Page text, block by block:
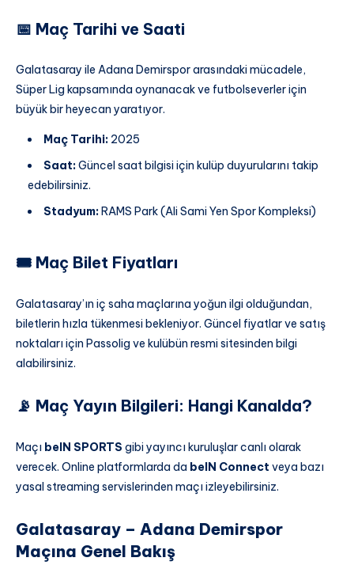
📅 Maç Tarihi ve Saati
Galatasaray ile Adana Demirspor arasındaki mücadele,
Süper Lig kapsamında oynanacak ve futbolseverler için
büyük bir heyecan yaratıyor.
Maç Tarihi: 2025
Saat:Güncel saat bilgisi için kulüp duyurularını takip
edebilirsiniz.
Stadyum:RAMS Park (Ali Sami Yen Spor Kompleksi)
🎟️ Maç Bilet Fiyatları
Galatasaray’ın iç saha maçlarına yoğun ilgi olduğundan,
biletlerin hızla tükenmesi bekleniyor. Güncel fiyatlar ve satış
noktaları için Passolig ve kulübün resmi sitesinden bilgi
alabilirsiniz.
📡 Maç Yayın Bilgileri: Hangi Kanalda?
Maçı beIN SPORTS gibi yayıncı kuruluşlar canlı olarak
verecek. Online platformlarda da beIN Connect veya bazı
yasal streaming servislerinden maçı izleyebilirsiniz.
Galatasaray – Adana Demirspor
Maçına Genel Bakış